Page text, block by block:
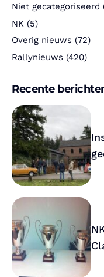
Niet gecategoriseerd
NK (5)
Overig nieuws (72)
Rallynieuws (420)
Recente